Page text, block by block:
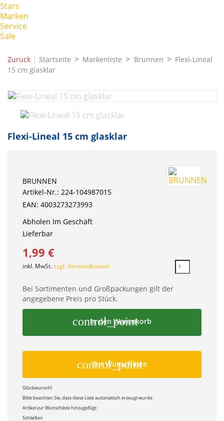
Stars
Marken
Service
Sale
Zurück | Startseite Markenliste Brunnen
Flexi-Lineal
15 cm glasklar
Flexi-Lineal 15 cm glasklar
BRUNNEN
Artikel-Nr.: 224-104987015
EAN: 4003273273993
Abholen Im Geschäft
Lieferbar
1,99 €
inkl. MwSt.zzgl. Versandkosten
Bei Sortimenten und Großpackungen gilt der
angegebene Preis pro Stück.
control_point
In den Warenkorb
control_point
Zur Wunschliste
Glückwunsch!
Bitte beachten Sie, dass diese Liste automatisch erzeugt wurde
Artikel zur Wunschliste hinzugefügt
Schließen